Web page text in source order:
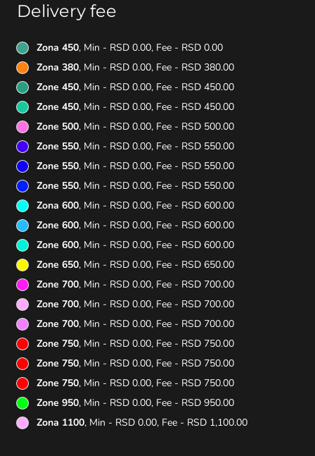
Delivery fee
Zona 450, Min - RSD 0.00, Fee - RSD 0.00
Zona 380, Min - RSD 0.00, Fee - RSD 380.00
Zone 450, Min - RSD 0.00, Fee - RSD 450.00
Zone 450, Min - RSD 0.00, Fee - RSD 450.00
Zone 500, Min - RSD 0.00, Fee - RSD 500.00
Zone 550, Min - RSD 0.00, Fee - RSD 550.00
Zone 550, Min - RSD 0.00, Fee - RSD 550.00
Zone 550, Min - RSD 0.00, Fee - RSD 550.00
Zona 600, Min - RSD 0.00, Fee - RSD 600.00
Zone 600, Min - RSD 0.00, Fee - RSD 600.00
Zone 600, Min - RSD 0.00, Fee - RSD 600.00
Zone 650, Min - RSD 0.00, Fee - RSD 650.00
Zone 700, Min - RSD 0.00, Fee - RSD 700.00
Zone 700, Min - RSD 0.00, Fee - RSD 700.00
Zone 700, Min - RSD 0.00, Fee - RSD 700.00
Zone 750, Min - RSD 0.00, Fee - RSD 750.00
Zone 750, Min - RSD 0.00, Fee - RSD 750.00
Zone 750, Min - RSD 0.00, Fee - RSD 750.00
Zone 950, Min - RSD 0.00, Fee - RSD 950.00
Zona 1100, Min - RSD 0.00, Fee - RSD 1,100.00